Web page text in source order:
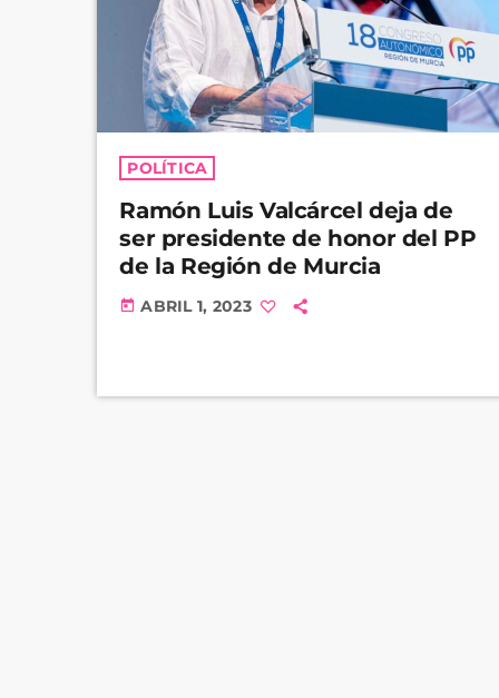
POLÍTICA
Ramón Luis Valcárcel deja de
ser presidente de honor del PP
de la Región de Murcia
today ABRIL 1, 2023